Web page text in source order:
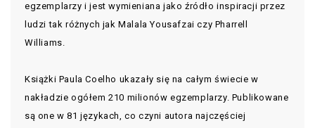
egzemplarzy i jest wymieniana jako źródło inspiracji przez
ludzi tak różnych jak Malala Yousafzai czy Pharrell
Williams.
Książki Paula Coelho ukazały się na całym świecie w
nakładzie ogółem 210 milionów egzemplarzy. Publikowane
są one w 81 językach, co czyni autora najczęściej